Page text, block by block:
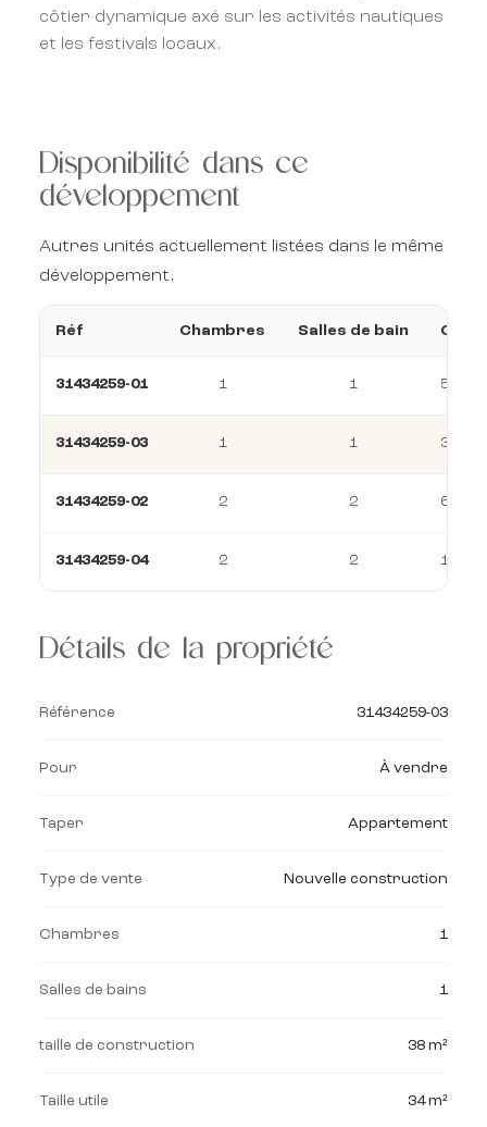
côtier dynamique axé sur les activités nautiques
et les festivals locaux.
Disponibilité dans ce
développement
Autres unités actuellement listées dans le même
développement.
Réf Chambres Salles de bain
31434259-01 1 1 55 m²
31434259-03 1 1 38 m²
31434259-02 2 2 66 m²
31434259-04 2 2 143
Détails de la propriété
Référence 31434259-03
Pour À vendre
Taper Appartement
Type de vente Nouvelle construction
Chambres 1
Salles de bains 1
taille de construction 38 m²
Taille utile 34 m²